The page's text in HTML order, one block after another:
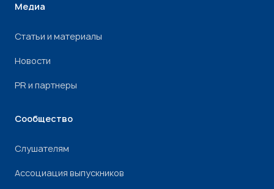
Медиа
Статьи и материалы
Новости
PR и партнеры
Сообщество
Слушателям
Ассоциация выпускников